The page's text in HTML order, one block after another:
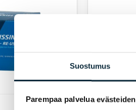
Suostumus
Parempaa palvelua